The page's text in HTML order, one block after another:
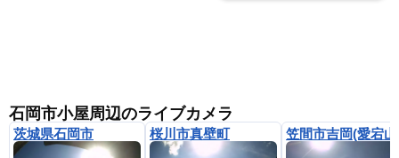
石岡市小屋周辺のライブカメラ
茨城県石岡市 桜川市真壁町 笠間市吉岡(愛宕